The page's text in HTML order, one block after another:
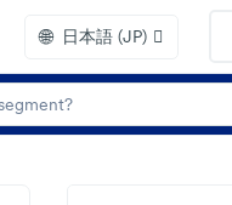
🌐 日本語 (JP)